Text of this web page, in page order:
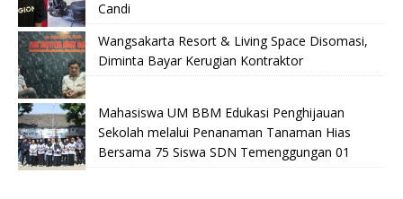
Candi
Wangsakarta Resort & Living Space Disomasi,
Diminta Bayar Kerugian Kontraktor
Mahasiswa UM BBM Edukasi Penghijauan
Sekolah melalui Penanaman Tanaman Hias
Bersama 75 Siswa SDN Temenggungan 01